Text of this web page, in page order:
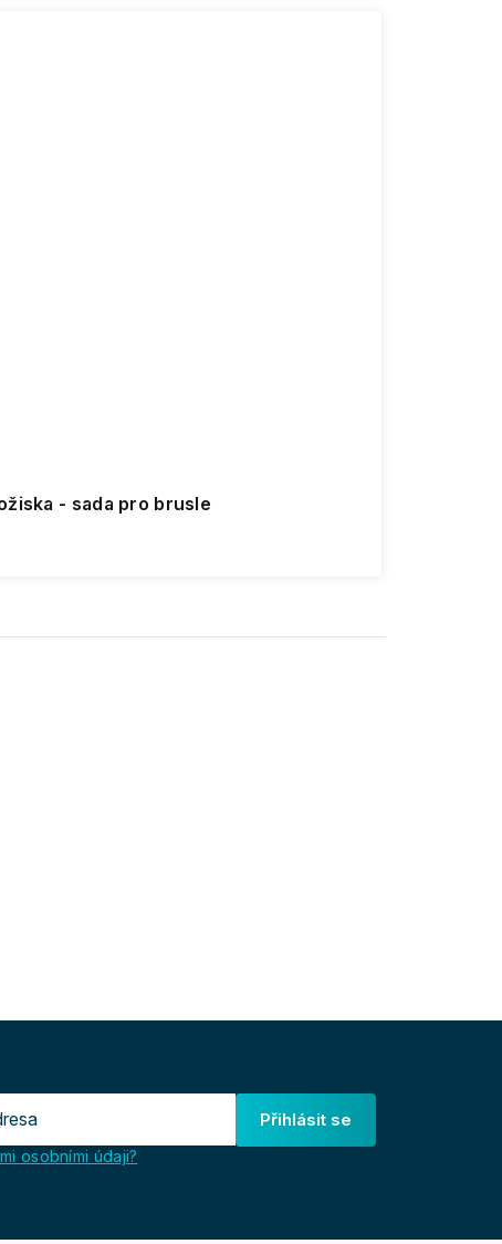
- sada pro brusle
Přihlásit se
osobními údaji?